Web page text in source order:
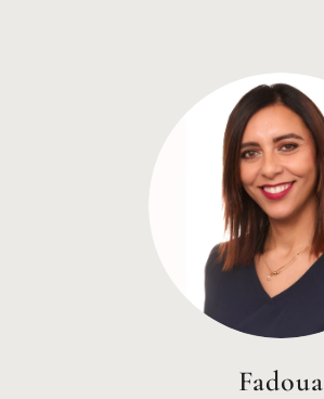
Fadoua